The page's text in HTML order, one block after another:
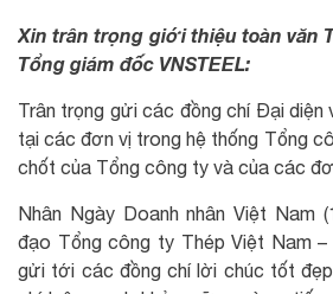
Xin trân trọng giới thiệu toàn văn
Tổng giám đốc VNSTEEL:
Trân trọng gửi các đồng chí Đại diện
tại các đơn vị trong hệ thống Tổng
chốt của Tổng công ty và của các
Nhân Ngày Doanh nhân Việt Nam
đạo Tổng công ty Thép Việt Nam –
gửi tới các đồng chí lời chúc tốt